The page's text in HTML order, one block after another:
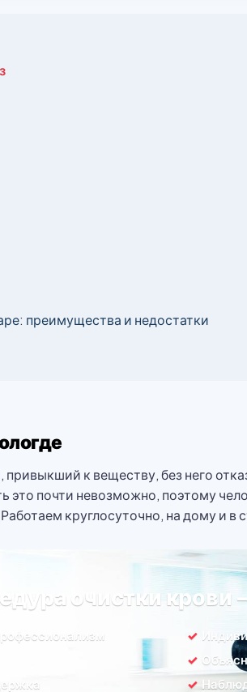
преимущества и недостатки
к веществу, без него
это почти невозможно, поэтому
круглосуточно, на дому и в
очистки крови